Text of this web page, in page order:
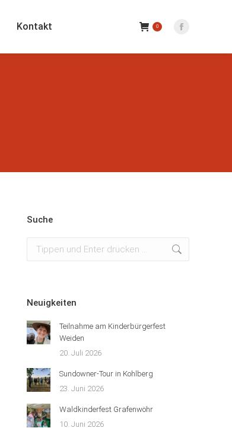
Kontakt 0
Facebook
Suche
Neuigkeiten
Teilnahme am Kinderbürgerfest
Weiden
20. Juli 2026
Sundowner-Tour in Kohlberg
23. Juni 2026
Waldkinderfest Grafenwöhr
10. Juni 2026